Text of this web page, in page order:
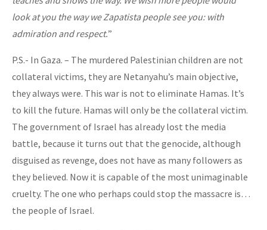
look at you the way we Zapatista people see you: with
admiration and respect.”
P.S.- In Gaza. – The murdered Palestinian children are not
collateral victims, they are Netanyahu’s main objective,
they always were. This war is not to eliminate Hamas. It’s
to kill the future. Hamas will only be the collateral victim.
The government of Israel has already lost the media
battle, because it turns out that the genocide, although
disguised as revenge, does not have as many followers as
they believed. Now it is capable of the most unimaginable
cruelty. The one who perhaps could stop the massacre is…
the people of Israel.